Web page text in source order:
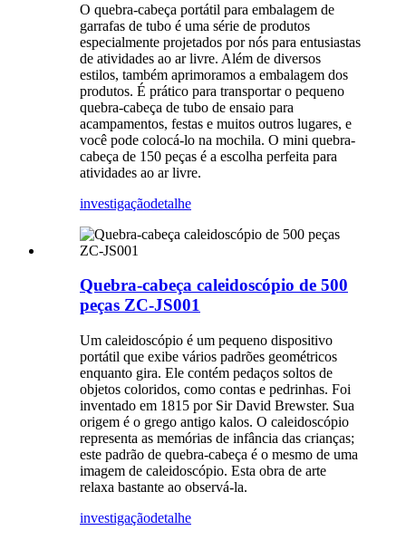
O quebra-cabeça portátil para embalagem de
garrafas de tubo é uma série de produtos
especialmente projetados por nós para entusiastas
de atividades ao ar livre. Além de diversos
estilos, também aprimoramos a embalagem dos
produtos. É prático para transportar o pequeno
quebra-cabeça de tubo de ensaio para
acampamentos, festas e muitos outros lugares, e
você pode colocá-lo na mochila. O mini quebra-
cabeça de 150 peças é a escolha perfeita para
atividades ao ar livre.
investigaçãodetalhe
Quebra-cabeça caleidoscópio de 500
peças ZC-JS001
Um caleidoscópio é um pequeno dispositivo
portátil que exibe vários padrões geométricos
enquanto gira. Ele contém pedaços soltos de
objetos coloridos, como contas e pedrinhas. Foi
inventado em 1815 por Sir David Brewster. Sua
origem é o grego antigo kalos. O caleidoscópio
representa as memórias de infância das crianças;
este padrão de quebra-cabeça é o mesmo de uma
imagem de caleidoscópio. Esta obra de arte
relaxa bastante ao observá-la.
investigaçãodetalhe